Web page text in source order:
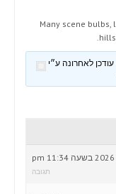
Many scene bulbs,
תגובה